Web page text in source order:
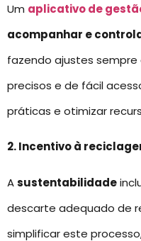
Um aplicativo de
acompanhar e
fazendo ajustes
precisos e de fácil
práticas e otimizar
2. Incentivo à
Asustentabilidade
descarte adequado de
simplificar este